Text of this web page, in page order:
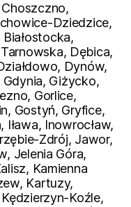
Dziedzice,
Dębica,
Dynów,
Gdynia, Giżycko,
Gorlice,
Gostyń, Gryfice,
Inowrocław,
Zdrój, Jawor,
Jelenia Góra,
Kamienna
Kartuzy,
Koźle,